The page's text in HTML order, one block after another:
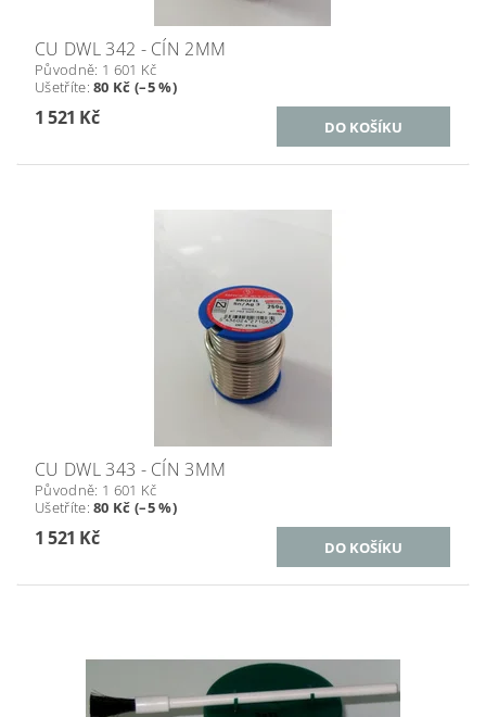
CU DWL 342 - CÍN 2MM
Původně: 1 601 Kč
Ušetříte:80 Kč (–5 %)
1 521 Kč
CU DWL 343 - CÍN 3MM
Původně: 1 601 Kč
Ušetříte:80 Kč (–5 %)
1 521 Kč